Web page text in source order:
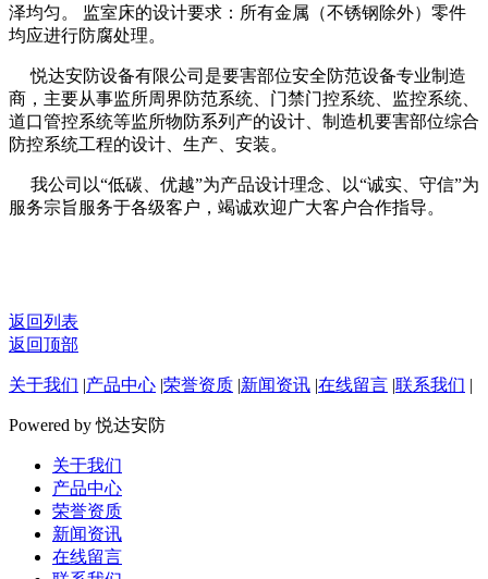
泽均匀。 监室床的设计要求：所有金属（不锈钢除外）零件
均应进行防腐处理。
悦达安防设备有限公司是要害部位安全防范设备专业制造
商，主要从事监所周界防范系统、门禁门控系统、监控系统、
道口管控系统等监所物防系列产的设计、制造机要害部位综合
防控系统工程的设计、生产、安装。
我公司以“低碳、优越”为产品设计理念、以“诚实、守信”为
服务宗旨服务于各级客户，竭诚欢迎广大客户合作指导。
返回列表
返回顶部
关于我们 |产品中心 |荣誉资质 |新闻资讯 |在线留言 |联系我们 |
Powered by 悦达安防
关于我们
产品中心
荣誉资质
新闻资讯
在线留言